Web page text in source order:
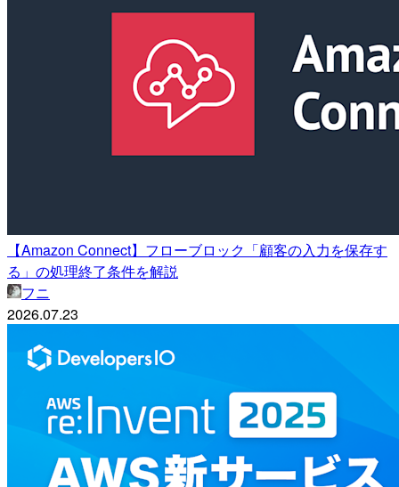
【Amazon Connect】フローブロック「顧客の入力を保存す
る」の処理終了条件を解説
フニ
2026.07.23